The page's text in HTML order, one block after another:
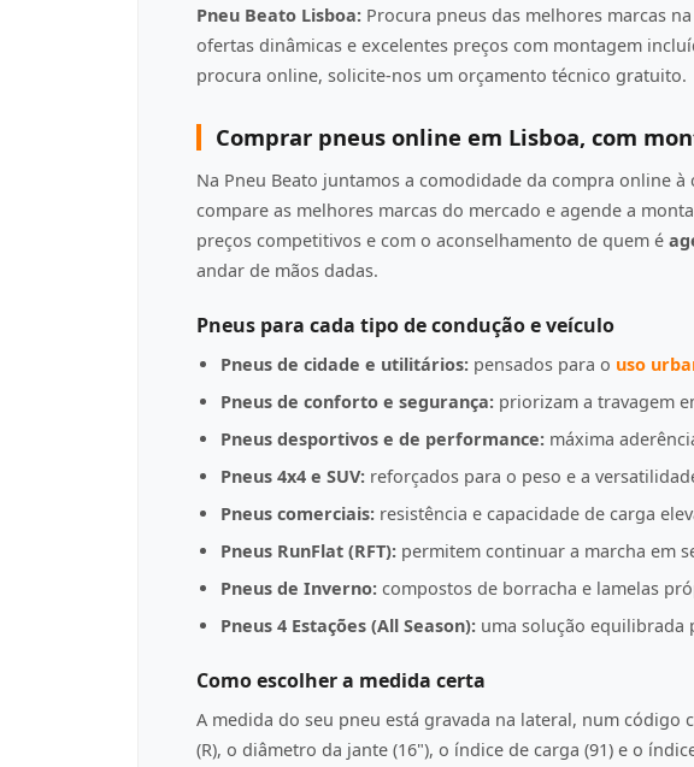
Pneu Beato Lisboa: Procura pneus das melhores marcas
ofertas dinâmicas e excelentes preços com montagem
procura online, solicite-nos um orçamento técnico gratuito.
Comprar pneus online em Lisboa, com
Na Pneu Beato juntamos a comodidade da compra online
compare as melhores marcas do mercado e agende a
preços competitivos e com o aconselhamento de quem é
andar de mãos dadas.
Pneus para cada tipo de condução e veículo
Pneus de cidade e utilitários: pensados para o uso
Pneus de conforto e segurança: priorizam a travagem
Pneus desportivos e de performance: máxima
Pneus 4x4 e SUV: reforçados para o peso e a
Pneus comerciais: resistência e capacidade de carga
Pneus RunFlat (RFT): permitem continuar a marcha em
Pneus de Inverno: compostos de borracha e lamelas
Pneus 4 Estações (All Season): uma solução equilibrada
Como escolher a medida certa
A medida do seu pneu está gravada na lateral, num código
(R), o diâmetro da jante (16"), o índice de carga (91) e o